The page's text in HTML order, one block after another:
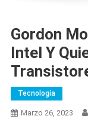
Gordon
Intel Y
Tecnología
Marzo 26, 2023